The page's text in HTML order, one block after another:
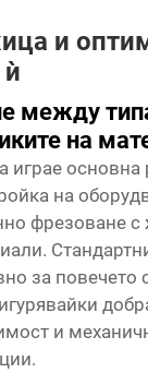
и
ѝ
между
на
играе основна
на
фрезоване с
за повечето
и